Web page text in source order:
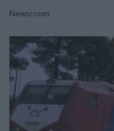
Newsroom